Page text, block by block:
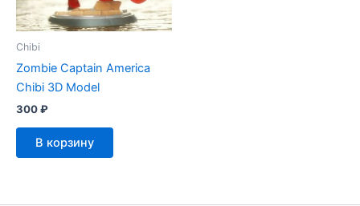
Chibi
Zombie Captain America
Chibi 3D Model
300₽
В корзину